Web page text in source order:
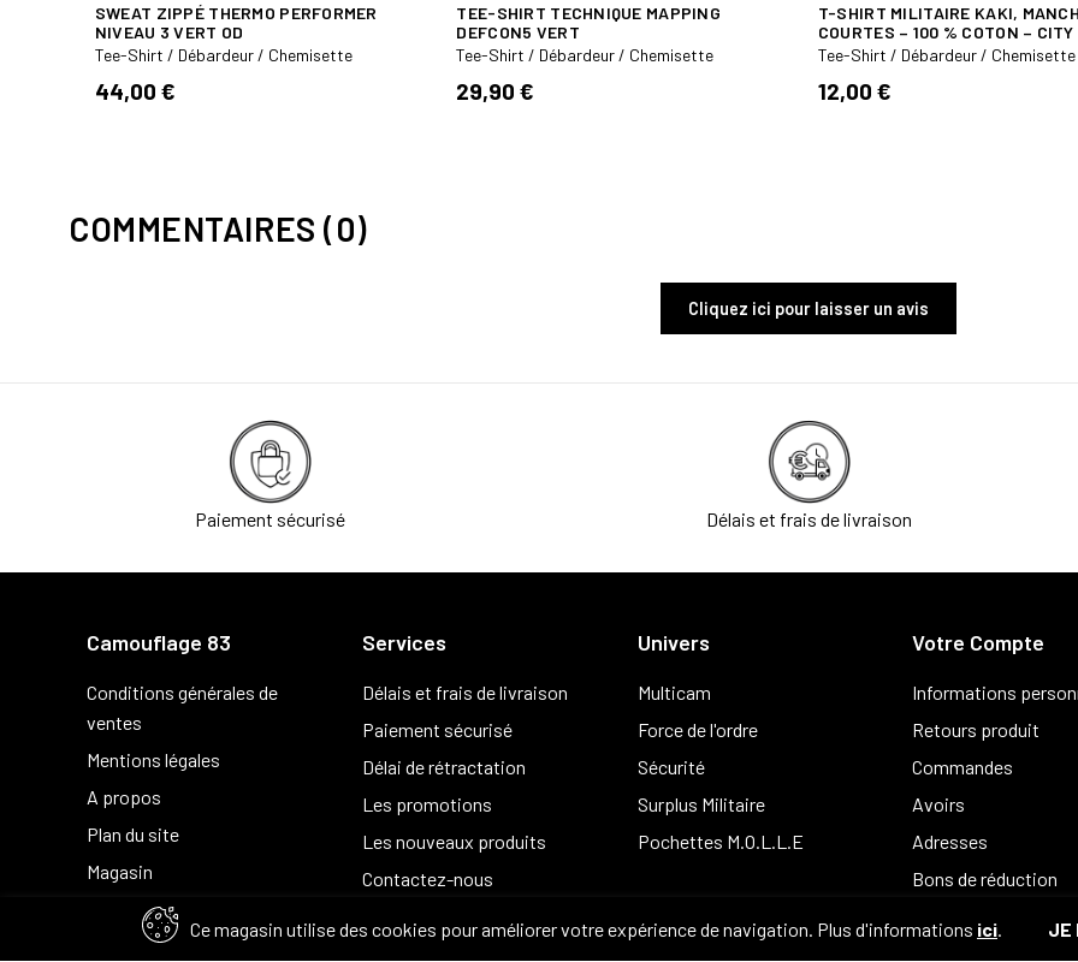
SWEAT ZIPPÉ THERMO PERFORMER
NIVEAU 3 VERT OD
Tee-Shirt / Débardeur / Chemisette
44,00 €
TEE-SHIRT TECHNIQUE MAPPING
DEFCON5 VERT
Tee-Shirt / Débardeur / Chemisette
29,90 €
T-SHIRT MILITAIRE KAKI,
COURTES – 100 % COTON – CITY
Tee-Shirt / Débardeur / Chemisette
12,00 €
COMMENTAIRES (0)
Cliquez ici pour laisser un avis
Paiement sécurisé Délais et frais de livraison
Camouflage 83
Conditions générales de
ventes
Mentions légales
A propos
Plan du site
Magasin
Services
Délais et frais de livraison
Paiement sécurisé
Délai de rétractation
Les promotions
Les nouveaux produits
Contactez-nous
Univers
Multicam
Force de l'ordre
Sécurité
Surplus Militaire
Pochettes M.O.L.L.E
Votre Compte
Informations
Retours produit
Commandes
Avoirs
Adresses
Bons de réduction
Ce magasin utilise des cookies pour améliorer votre expérience de navigation. Plus d'informations ici. JE